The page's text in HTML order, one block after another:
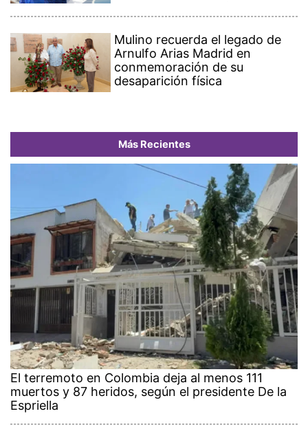
Mulino recuerda el legado de
Arnulfo Arias Madrid en
conmemoración de su
desaparición física
Más Recientes
El terremoto en Colombia deja al menos 111
muertos y 87 heridos, según el presidente De la
Espriella